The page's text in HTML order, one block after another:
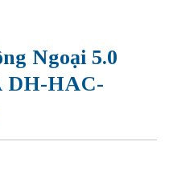
Ngoại 5.0
DH-HAC-